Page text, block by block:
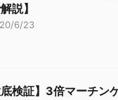
説】
6/23
底検証】3倍マーチン